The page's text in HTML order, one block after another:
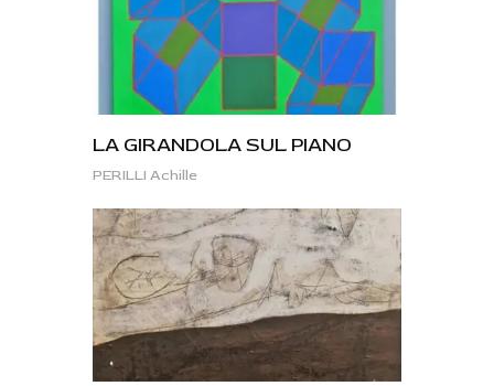
LA GIRANDOLA SUL PIANO
PERILLI Achille